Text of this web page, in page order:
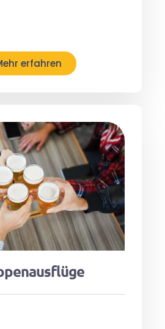
erfahren